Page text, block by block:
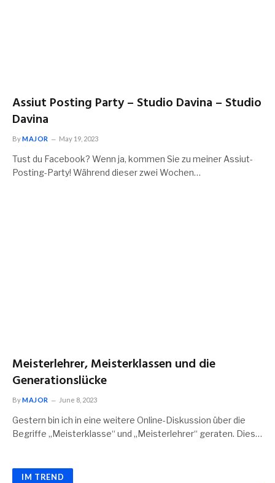
Assiut Posting Party – Studio Davina – Studio
Davina
ByMAJOR May 19, 2023
Tust du Facebook? Wenn ja, kommen Sie zu meiner Assiut-
Posting-Party! Während dieser zwei Wochen…
Meisterlehrer, Meisterklassen und die
Generationslücke
ByMAJOR June 8, 2023
Gestern bin ich in eine weitere Online-Diskussion über die
Begriffe „Meisterklasse“ und „Meisterlehrer“ geraten. Dies…
IM TREND